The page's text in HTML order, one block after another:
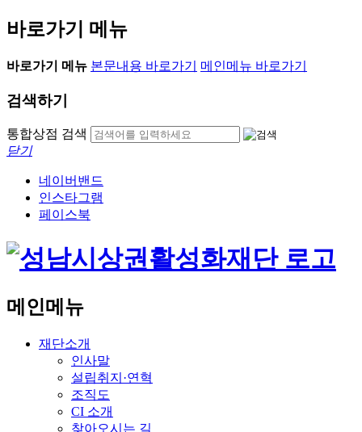
바로가기 메뉴
바로가기 메뉴 본문내용 바로가기 메인메뉴 바로가기
검색하기
통합상점 검색
닫기
네이버밴드
인스타그램
페이스북
메인메뉴
재단소개
인사말
설립취지·연혁
조직도
CI 소개
찾아오시는 길